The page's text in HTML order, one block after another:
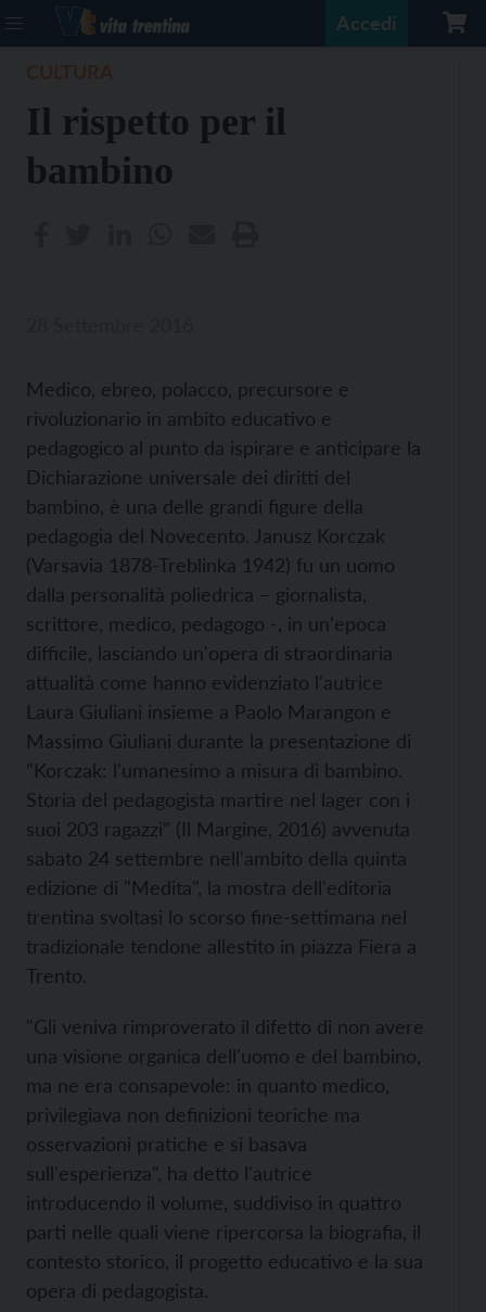
Accedi
Il rispetto per il
bambino
Medico, ebreo, polacco, precursore e
rivoluzionario in ambito educativo e
pedagogico al punto da ispirare e anticipare la
Dichiarazione universale dei diritti del
bambino, è una delle grandi figure della
pedagogia del Novecento. Janusz Korczak
(Varsavia 1878-Treblinka 1942) fu un uomo
dalla personalità poliedrica – giornalista,
scrittore, medico, pedagogo -, in un'epoca
difficile, lasciando un'opera di straordinaria
attualità come hanno evidenziato l'autrice
Laura Giuliani insieme a Paolo Marangon e
Massimo Giuliani durante la presentazione di
"Korczak: l'umanesimo a misura di bambino.
Storia del pedagogista martire nel lager con i
suoi 203 ragazzi" (Il Margine, 2016) avvenuta
sabato 24 settembre nell'ambito della quinta
edizione di "Medita", la mostra dell'editoria
trentina svoltasi lo scorso fine-settimana nel
tradizionale tendone allestito in piazza Fiera a
Trento.
"Gli veniva rimproverato il difetto di non avere
una visione organica dell'uomo e del bambino,
ma ne era consapevole: in quanto medico,
privilegiava non definizioni teoriche ma
osservazioni pratiche e si basava
sull'esperienza", ha detto l'autrice
introducendo il volume, suddiviso in quattro
parti nelle quali viene ripercorsa la biografia, il
contesto storico, il progetto educativo e la sua
opera di pedagogista.